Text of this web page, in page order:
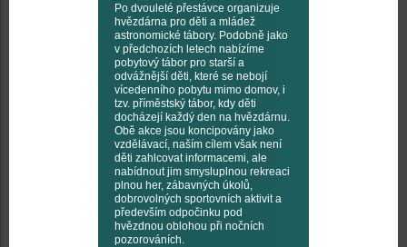
Po dvouleté přestávce organizuje
hvězdárna pro děti a mládež
astronomické tábory. Podobně jako
v předchozích letech nabízíme
pobytový tábor pro starší a
odvážnější děti, které se nebojí
vícedenního pobytu mimo domov, i
tzv. příměstský tábor, kdy děti
docházejí každý den na hvězdárnu.
Obě akce jsou koncipovány jako
vzdělávací, naším cílem však není
děti zahlcovat informacemi, ale
nabídnout jim smysluplnou rekreaci
plnou her, zábavných úkolů,
dobrovolných sportovních aktivit a
především odpočinku pod
hvězdnou oblohou při nočních
pozorováních.